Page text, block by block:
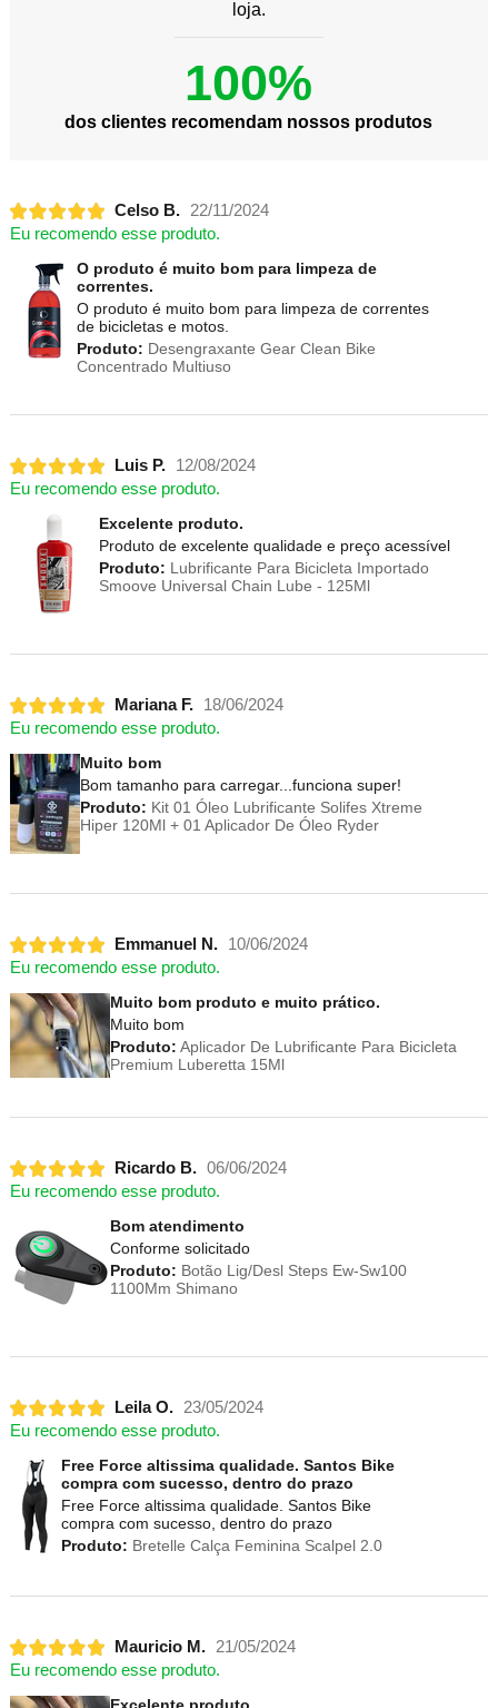
loja.
100%
dos clientes recomendam nossos produtos
Celso B.
22/11/2024
Eu recomendo esse produto.
O produto é muito bom para limpeza de
correntes.
O produto é muito bom para limpeza de correntes
de bicicletas e motos.
Produto: Desengraxante Gear Clean Bike
Concentrado Multiuso
Luis P.
12/08/2024
Eu recomendo esse produto.
Excelente produto.
Produto de excelente qualidade e preço acessível
Produto: Lubrificante Para Bicicleta Importado
Smoove Universal Chain Lube - 125Ml
Mariana F.
18/06/2024
Eu recomendo esse produto.
Muito bom
Bom tamanho para carregar...funciona super!
Produto: Kit 01 Óleo Lubrificante Solifes Xtreme
Hiper 120Ml + 01 Aplicador De Óleo Ryder
Emmanuel N.
10/06/2024
Eu recomendo esse produto.
Muito bom produto e muito prático.
Muito bom
Produto: Aplicador De Lubrificante Para Bicicleta
Premium Luberetta 15Ml
Ricardo B. 06/06/2024
Eu recomendo esse produto.
Bom atendimento
Conforme solicitado
Produto: Botão Lig/Desl Steps Ew-Sw100
1100Mm Shimano
Leila O.
23/05/2024
Eu recomendo esse produto.
Free Force altissima qualidade. Santos Bike
compra com sucesso, dentro do prazo
Free Force altissima qualidade. Santos Bike
compra com sucesso, dentro do prazo
Produto: Bretelle Calça Feminina Scalpel 2.0
Mauricio M.
21/05/2024
Eu recomendo esse produto.